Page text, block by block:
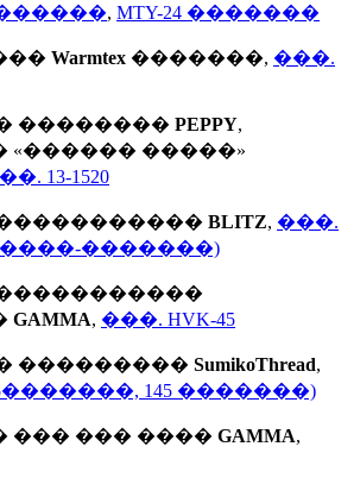
, MTY-24 �������
Warmtex �������, ���.
�������� PEPPY,
�����»
13-1520
BLITZ, ���.
������-�������)
GAMMA, ���. HVK-45
��������� SumikoThread,
145 �������)
��� ��� ���� GAMMA,